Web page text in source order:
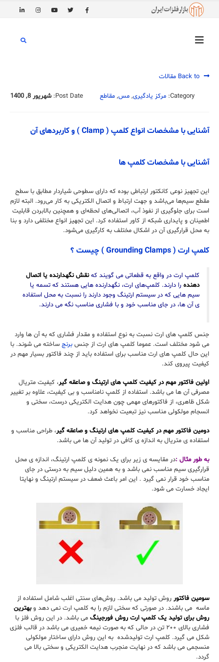
Category: مرکز یادگیری, مس, مقاطع Post Date: شهریور 8, 1400
آشنایی با مشخصات انواع کلمپ ( Clamp ) و کاربردهای آن
آشنایی با مشخصات کلمپ ها
این تجهیز نوعی کانکتور ارتباطی بوده که دارای سطوحی شیاردار مطابق با سطح
مقطع سیم‌ها می‌باشد و جهت ارتباط و اتصال الکتریکی به کار می‌رود. البته لازم
است برای جلوگیرى از نفوذ آب، اتصالی‌های لحظه‌ای و همچنین بالابردن قابلیت
اطمینان و پایداری شبکه از کاور استفاده کرد. این تجهیز انواع مختلفی دارد و بنا
به محل قرارگیری آن در اشکال مختلف به کارگیری می‌شود.
کلمپ ارت ( Grounding Clamps ) چیست ؟
کلمپ ارت در واقع به قطعاتی می گویند که نقش نگهدارنده یا اتصال
دهنده را دارند. کلمپ‌های ارت، نگهدارنده هایی هستند که تسمه یا
سیم هایی که در سیستم ارتینگ وجود دارند را نسبت به محل استفاده
ی آن ها، در جای مناسب خود و با فشاری مناسب نگه می دارند.
جنس کلمپ های ارت نسبت به نوع استفاده و مقدار فشاری که به آن ها وارد
می شود مختلف است. عموما کلمپ های ارت از جنس برنج ساخته می شوند. با
این حال کلمپ های ارت مناسب برای استفاده باید از چند فاکتور بسیار مهم در
کیفیت پیروی کند.
اولین فاکتور مهم در کیفیت کلمپ های ارتینگ و صاعقه گیر، کیفیت متریال
مصرفی آن ها می باشد. استفاده از کلمپ نامناسب و بی کیفیت، علاوه بر تغییر
شکل ظاهری، از فاکتورهای مهمی چون هدایت الکتریکی درست، سختی و
انسجام مولکولی مناسب نیز تبعیت نخواهد کرد.
دومین فاکتور مهم در کیفیت کلمپ های ارتینگ و صاعقه گیر، طراحی مناسب و
استفاده ی متریال به اندازه ی کافی در تولید آن ها می باشد.
به طور مثال :در مقایسه ی زیر برای یک نمونه ی کلمپ ارتینگ، اندازه ی محل
قرارگیری سیم مناسب نمی باشد و به همین دلیل سیم به درستی در جای
مناسب خود قرار نمی گیرد . این امر باعث ضعف در سیستم ارتینگ و نهایتا
ایجاد خسارت می شود.
سومین فاکتور روش تولید می باشد. روش‌های سنتی اغلب شامل استفاده از
ماسه می باشند. در صورتی که سختی لازم را به کلمپ ارت نمی دهد وبهترین
روش برای تولید یک کلمپ ارت روش فورجینگ می باشد. در این روش فلز با
فشاری بالای ۲۰۰ تن در حالی که به صورت نیمه خمیری می باشد در قالب فلزی
شکل می گیرد. کلمپ ارت تولیدشده به این روش دارای ساختار مولکولی
منسجمی می باشد که در نهایت منجرب هدایت الکتریکی و سختی بالا می
گردد.